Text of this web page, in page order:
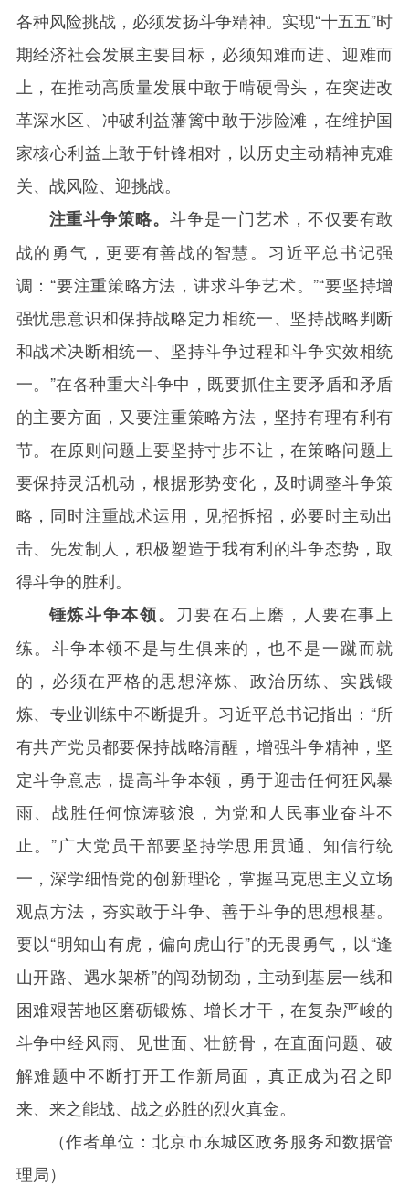
各种风险挑战，必须发扬斗争精神。实现“十五五”时
期经济社会发展主要目标，必须知难而进、迎难而
上，在推动高质量发展中敢于啃硬骨头，在突进改
革深水区、冲破利益藩篱中敢于涉险滩，在维护国
家核心利益上敢于针锋相对，以历史主动精神克难
关、战风险、迎挑战。
注重斗争策略。 斗争是一门艺术，不仅要有敢
战的勇气，更要有善战的智慧。习近平总书记强
调：“要注重策略方法，讲求斗争艺术。”“要坚持增
强忧患意识和保持战略定力相统一、坚持战略判断
和战术决断相统一、坚持斗争过程和斗争实效相统
一。”在各种重大斗争中，既要抓住主要矛盾和矛盾
的主要方面，又要注重策略方法，坚持有理有利有
节。在原则问题上要坚持寸步不让，在策略问题上
要保持灵活机动，根据形势变化，及时调整斗争策
略，同时注重战术运用，见招拆招，必要时主动出
击、先发制人，积极塑造于我有利的斗争态势，取
得斗争的胜利。
锤炼斗争本领。 刀要在石上磨，人要在事上
练。斗争本领不是与生俱来的，也不是一蹴而就
的，必须在严格的思想淬炼、政治历练、实践锻
炼、专业训练中不断提升。习近平总书记指出：“所
有共产党员都要保持战略清醒，增强斗争精神，坚
定斗争意志，提高斗争本领，勇于迎击任何狂风暴
雨、战胜任何惊涛骇浪，为党和人民事业奋斗不
止。”广大党员干部要坚持学思用贯通、知信行统
一，深学细悟党的创新理论，掌握马克思主义立场
观点方法，夯实敢于斗争、善于斗争的思想根基。
要以“明知山有虎，偏向虎山行”的无畏勇气，以“逢
山开路、遇水架桥”的闯劲韧劲，主动到基层一线和
困难艰苦地区磨砺锻炼、增长才干，在复杂严峻的
斗争中经风雨、见世面、壮筋骨，在直面问题、破
解难题中不断打开工作新局面，真正成为召之即
来、来之能战、战之必胜的烈火真金。
（作者单位：北京市东城区政务服务和数据管
理局）